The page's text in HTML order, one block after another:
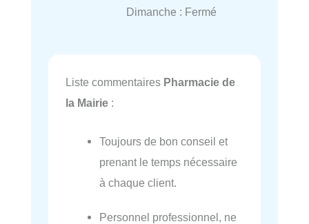
Dimanche : Fermé
Liste commentaires Pharmacie de
la Mairie :
Toujours de bon conseil et
prenant le temps nécessaire
à chaque client.
Personnel professionnel, ne